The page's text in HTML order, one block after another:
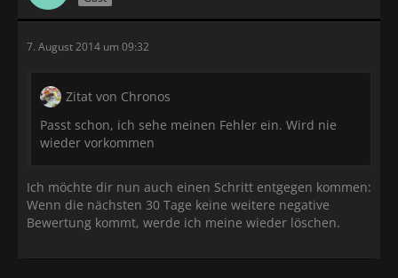
7. August 2014 um 09:32
Zitat von Chronos
Passt schon, ich sehe meinen Fehler ein. Wird nie
wieder vorkommen
Ich möchte dir nun auch einen Schritt entgegen kommen:
Wenn die nächsten 30 Tage keine weitere negative
Bewertung kommt, werde ich meine wieder löschen.